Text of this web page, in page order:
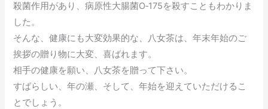
殺菌作用があり、病原性大腸菌O‐175を殺すこともわかりま
した。
そんな、健康にも大変効果的な、八女茶は、年末年始のご
挨拶の贈り物に大変、喜ばれます。
相手の健康を願い、八女茶を贈って下さい。
すばらしい、年の瀬、そして、年始を迎えていただけるこ
とでしょう。